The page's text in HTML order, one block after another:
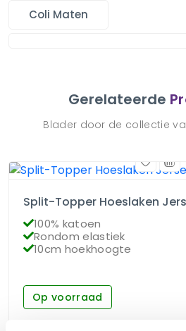
Coli Maten
Gerelateerde
Blader door de collectie
Split-Topper Hoeslaken
100% katoen
Rondom elastiek
10cm hoekhoogte
Op voorraad